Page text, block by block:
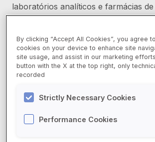
Produtos
Equipamentos
EPIs e Suprimentos
Livros
Serviços
Nosso Laboratório
laboratórios analíticos e farmácias
exigem.
Sistema de pesagem por
eletromagnética.
Calibração automática por peso
contraste.
Ampla capela de vidro com 3
para facilitar o acesso aos itens
By clicking “Accept All Cookies”, you agree
cookies on your device to enhance site
site usage, and assist in our marketing
button with the X at the top right, only
recorded
Strictly Necessary Cookies
Performance Cookies